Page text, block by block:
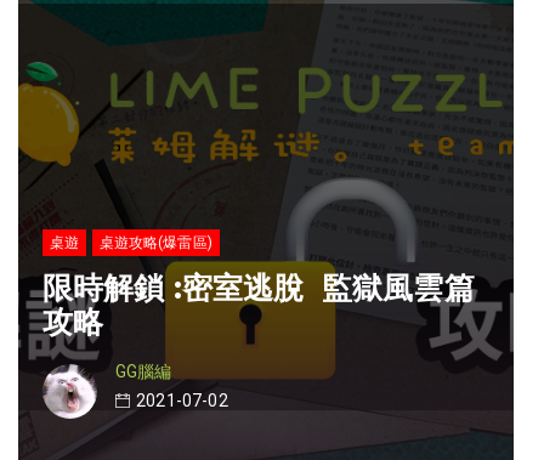
桌遊 桌遊攻略(爆雷區)
限時解鎖 :密室逃脫 監獄風雲篇
攻略
GG腦編
2021-07-02